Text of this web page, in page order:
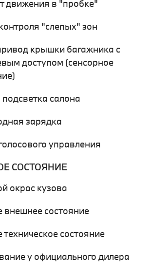
движения в "пробке"
"слепых" зон
крышки багажника с
доступом (сенсорное
салона
зарядка
управления
СОСТОЯНИЕ
окрас кузова
внешнее состояние
техническое состояние
у официального дилера